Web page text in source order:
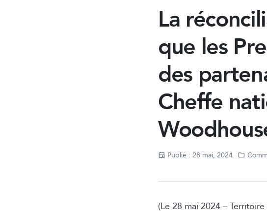
La
que les
des
Cheffe
Publié : 28 mai, 2024
(Le 28 mai 2024 –